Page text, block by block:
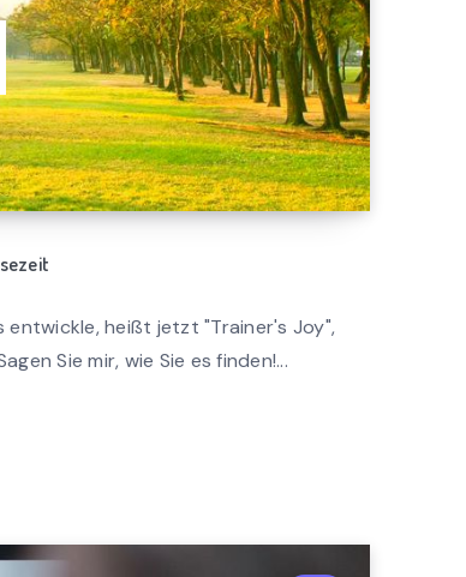
entwickle, heißt jetzt "Trainer's Joy",
Sie mir, wie Sie es finden!...